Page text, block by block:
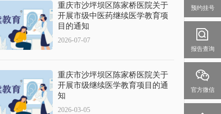
重庆市沙坪坝区陈家桥医院关于
开展市级中医药继续医学教育项
目的通知
2026-07-07
重庆市沙坪坝区陈家桥医院关于
开展市级继续医学教育项目的通
知
2026-03-05
预约挂号
报告查询
官方微信